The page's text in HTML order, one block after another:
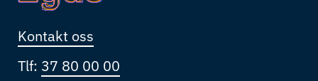
Kontakt oss
Tlf: 37 80 00 00